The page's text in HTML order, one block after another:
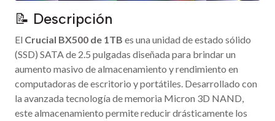
📝 Descripción
El Crucial BX500 de 1TB es una unidad de estado sólido
(SSD) SATA de 2.5 pulgadas diseñada para brindar un
aumento masivo de almacenamiento y rendimiento en
computadoras de escritorio y portátiles. Desarrollado con
la avanzada tecnología de memoria Micron 3D NAND,
este almacenamiento permite reducir drásticamente los